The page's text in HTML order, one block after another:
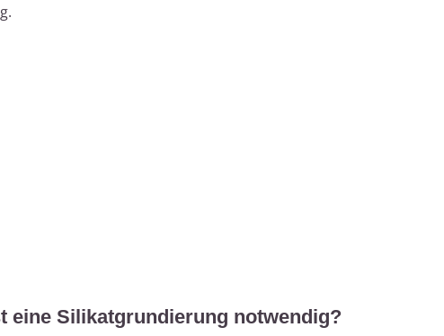
eine Silikatgrundierung notwendig?